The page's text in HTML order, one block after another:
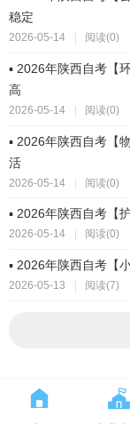
稳定
2026-05-14 阅读(0)
▪ 2026年陕西自考【
高
2026-05-14 | 阅读(0)
▪ 2026年陕西自考【
活
2026-05-14 | 阅读(0)
▪ 2026年陕西自考【
2026-05-14 阅读(0)
▪ 2026年陕西自考【
2026-05-13 | 阅读(7)